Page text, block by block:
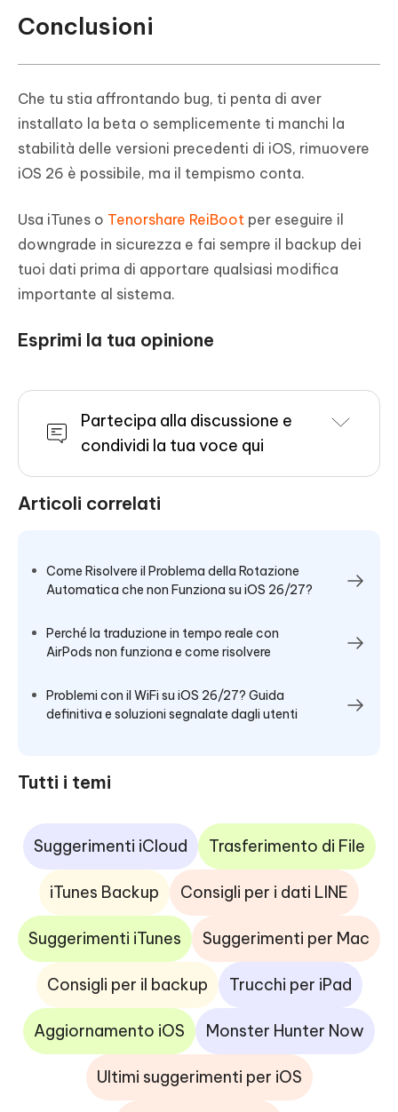
Conclusioni
Che tu stia affrontando bug, ti penta di aver
installato la beta o semplicemente ti manchi la
stabilità delle versioni precedenti di iOS, rimuovere
iOS 26 è possibile, ma il tempismo conta.
Usa iTunes o Tenorshare ReiBoot per eseguire il
downgrade in sicurezza e fai sempre il backup dei
tuoi dati prima di apportare qualsiasi modifica
importante al sistema.
Esprimi la tua opinione
Partecipa alla discussione e
condividi la tua voce qui
Articoli correlati
Come Risolvere il Problema della Rotazione
Automatica che non Funziona su iOS 26/27?
Perché la traduzione in tempo reale con
AirPods non funziona e come risolvere
Problemi con il WiFi su iOS 26/27? Guida
definitiva e soluzioni segnalate dagli utenti
Tutti i temi
Suggerimenti iCloud Trasferimento di File
iTunes Backup Consigli per i dati LINE
Suggerimenti iTunes Suggerimenti per Mac
Consigli per il backup Trucchi per iPad
Aggiornamento iOS Monster Hunter Now
Ultimi suggerimenti per iOS